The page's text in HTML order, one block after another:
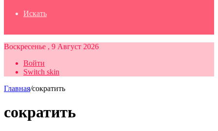
Искать
Воскресенье , 9 Август 2026
Войти
Switch skin
Главная/сократить
сократить